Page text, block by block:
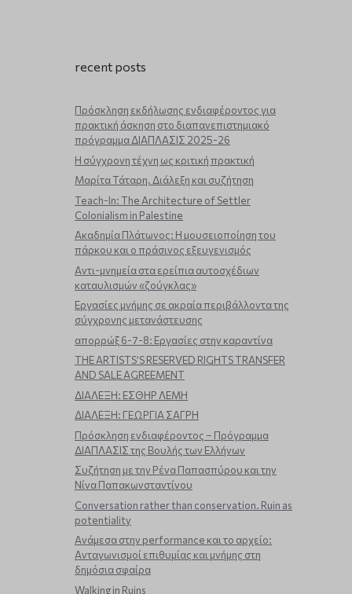
recent posts
Πρόσκληση εκδήλωσης ενδιαφέροντος για
πρακτική άσκηση στο διαπανεπιστημιακό
πρόγραμμα ΔΙΑΠΛΑΣΙΣ 2025-26
Η σύγχρονη τέχνη ως κριτική πρακτική
Μαρίτα Τάταρη. Διάλεξη και συζήτηση
Teach-In: The Architecture of Settler
Colonialism in Palestine
Ακαδημία Πλάτωνος: Η μουσειοποίηση του
πάρκου και ο πράσινος εξευγενισμός
Aντι-μνημεία στα ερείπια αυτοσχέδιων
καταυλισμών «ζούγκλας»
Εργασίες μνήμης σε ακραία περιβάλλοντα της
σύγχρονης μετανάστευσης
απορρώξ 6-7-8: Εργασίες στην καραντίνα
THE ARTISTS’S RESERVED RIGHTS TRANSFER
AND SALE AGREEMENT
ΔΙΑΛΕΞΗ: ΕΣΘΗΡ ΛΕΜΗ
ΔΙΑΛΕΞΗ: ΓΕΩΡΓΙΑ ΣΑΓΡΗ
Πρόσκληση ενδιαφέροντος – Πρόγραμμα
ΔΙΑΠΛΑΣΙΣ της Βουλής των Ελλήνων
Συζήτηση με την Ρένα Παπασπύρου και την
Νίνα Παπακωνσταντίνου
Conversation rather than conservation. Ruin as
potentiality
Ανάμεσα στην performance και το αρχείο:
Ανταγωνισμοί επιθυμίας και μνήμης στη
δημόσια σφαίρα
Walking in Ruins